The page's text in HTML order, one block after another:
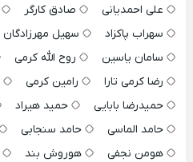
علی احمدیانی
صادق کارگر
سهراب پاکزاد
سهیل مهرزادگان
سامان یاسین
روح الله کرمی
رضا کرمی تارا
رامین کرمی
حمیدرضا بابایی
حمید هیراد
حامد الماسی
حامد سنجابی
هومن نجفی
هوروش بند